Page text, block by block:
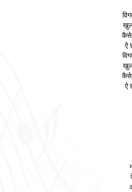
कैसे
ऐ
कैसे
ऐ